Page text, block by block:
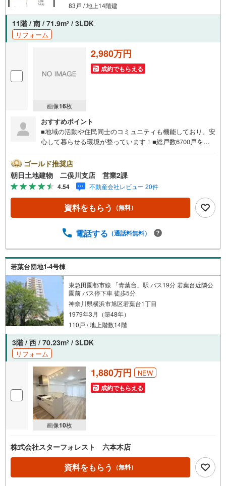
83戸 / 地上14階建
11階 / 南 / 71.9m2 / 3LDK
リフォーム
画像16枚
2,980万円
成約でもらえる
おすすめポイント
■地域の活動や住民同士のコミュニティも機能しており、安
心して暮らせる環境が整っています！■総戸数6700戸を超
ット可（細則有）家族の一員、大切なペットと暮らせるマ
ンションです!!
ゴールド推奨店
朝日土地建物 二俣川支店 営業2課
4.54 不動産会社レビュー 20件
資料をもらう （無料）
電話する （通話料無料）
若葉台団地1-4号棟
東急田園都市線 「青葉台」駅 バス19分 若葉台近隣公
園前 バス停下車 徒歩5分
神奈川県横浜市旭区若葉台1丁目
1979年3月（築48年）
110戸 / 地上階数14階
3階 / 西 / 70.23m2 / 3LDK
リフォーム
画像10枚
1,880万円 NEW
成約でもらえる
株式会社スターフォレスト 六本木店
資料をもらう （無料）